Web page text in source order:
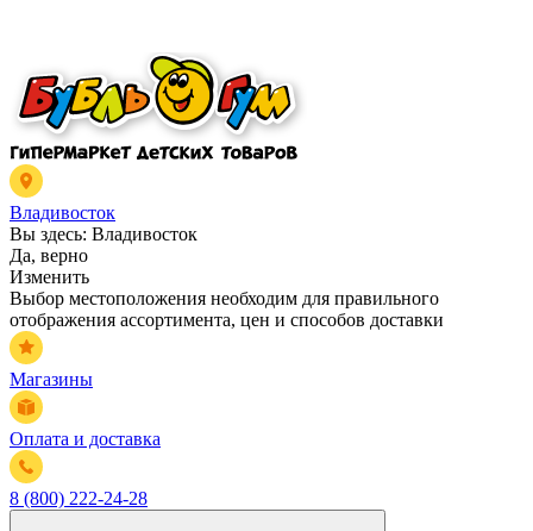
Владивосток
Вы здесь: Владивосток
Да, верно
Изменить
Выбор местоположения необходим для правильного
отображения ассортимента, цен и способов доставки
Магазины
Оплата и доставка
8 (800) 222-24-28